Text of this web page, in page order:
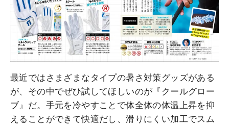
最近ではさまざまなタイプの暑さ対策グッズがある
が、その中でぜひ試してほしいのが『クールグロー
ブ』だ。手元を冷やすことで体全体の体温上昇を抑
えることができて快適だし、滑りにくい加工でスム